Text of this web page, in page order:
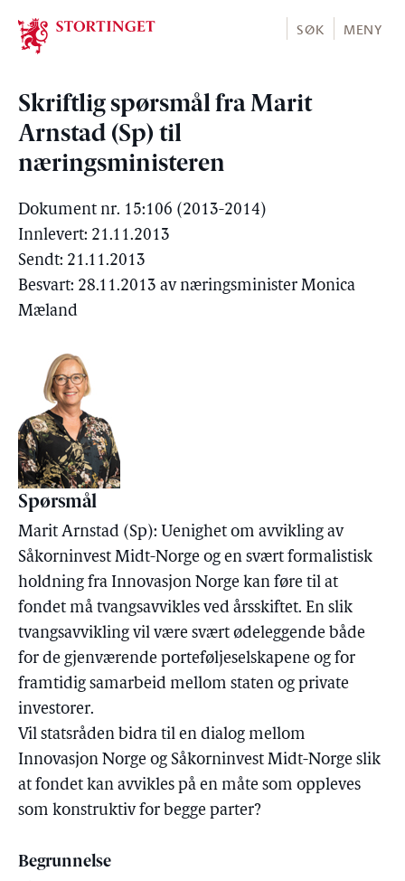
Stortinget.no
SØK MENY
Skriftlig spørsmål fra Marit
Arnstad (Sp) til
næringsministeren
Dokument nr. 15:106 (2013-2014)
Innlevert: 21.11.2013
Sendt: 21.11.2013
Besvart: 28.11.2013 av næringsminister Monica
Mæland
Spørsmål
Marit Arnstad (Sp): Uenighet om avvikling av
Såkorninvest Midt-Norge og en svært formalistisk
holdning fra Innovasjon Norge kan føre til at
fondet må tvangsavvikles ved årsskiftet. En slik
tvangsavvikling vil være svært ødeleggende både
for de gjenværende porteføljeselskapene og for
framtidig samarbeid mellom staten og private
investorer.
Vil statsråden bidra til en dialog mellom
Innovasjon Norge og Såkorninvest Midt-Norge slik
at fondet kan avvikles på en måte som oppleves
som konstruktiv for begge parter?
Begrunnelse